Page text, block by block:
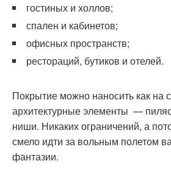
гостиных и холлов;
спален и кабинетов;
офисных пространств;
рестораций, бутиков и отелей.
Покрытие можно наносить как на
архитектурные элементы —
ниши. Никаких ограничений, а
смело идти за вольным полетом
фантазии.